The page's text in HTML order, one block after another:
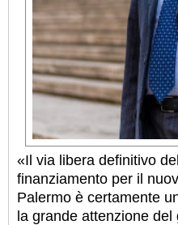
«Il via libera definitivo
finanziamento per il
Palermo è certamente
la grande attenzione